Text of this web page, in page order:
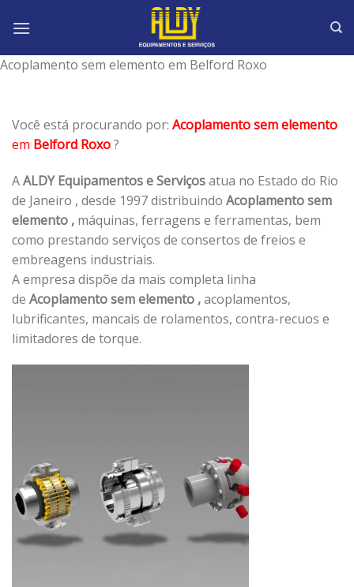
Acoplamento sem elemento em Belford Roxo
Você está procurando por: Acoplamento sem elemento
em Belford Roxo?
AALDY Equipamentos e Serviçosatua no Estado do Rio
de Janeiro , desde 1997 distribuindo Acoplamento sem
elemento , máquinas, ferragens e ferramentas, bem
como prestando serviços de consertos de freios e
embreagens industriais.
A empresa dispõe da mais completa linha
de Acoplamento sem elemento ,acoplamentos,
lubrificantes, mancais de rolamentos, contra-recuos e
limitadores de torque.